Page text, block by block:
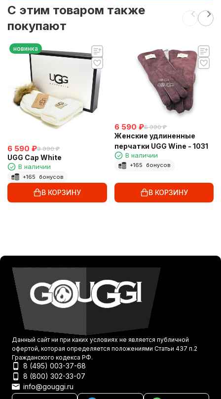
C этим товаром также
покупают
новинка
6 590 ₽9 990 ₽
UGG Cap White
В наличии
+165 бонусов
В КОРЗИНУ
6 590 ₽6 990 ₽
Женские удлиненные
перчатки UGG Wine - 1031
В наличии
+165 бонусов
В КОРЗИНУ
Данный сайт ни при каких условиях не является публичной
офертой, которая определяется положениями Статьи 437 п.2
Гражданского кодекса РФ.
8 (495) 003-37-68
8 (800) 302-33-07
info@gouggi.ru